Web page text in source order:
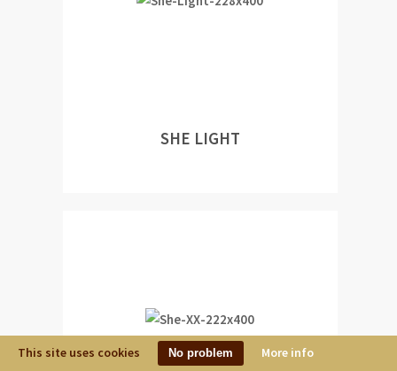
SHE LIGHT
This site uses cookies No problem More info